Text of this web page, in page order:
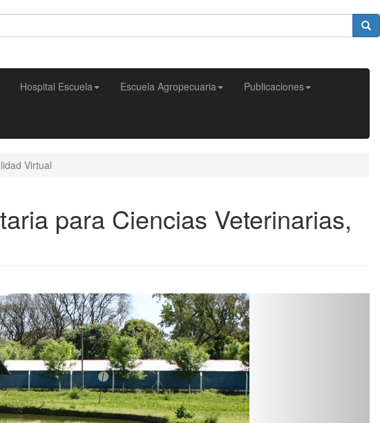
Hospital Escuela Escuela Agropecuaria Publicaciones
Virtual
para Ciencias Veterinarias,